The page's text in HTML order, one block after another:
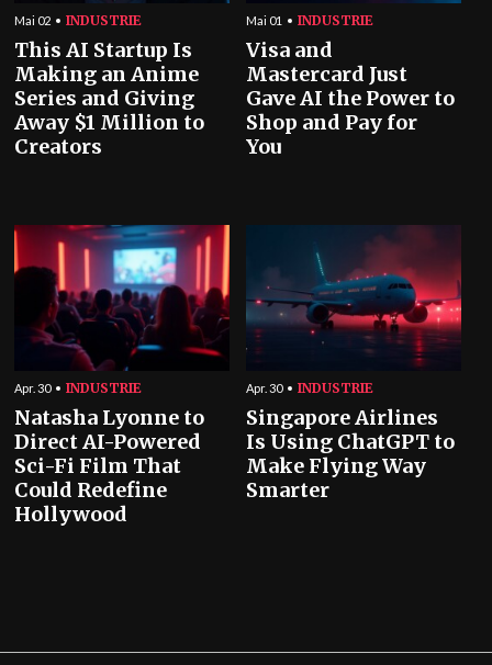
Mai 02 INDUSTRIE
This AI Startup Is
Making an Anime
Series and Giving
Away $1 Million to
Creators
Mai 01 INDUSTRIE
Visa and
Mastercard Just
Gave AI the Power to
Shop and Pay for
You
Apr. 30 INDUSTRIE
Natasha Lyonne to
Direct AI-Powered
Sci-Fi Film That
Could Redefine
Hollywood
Apr. 30 INDUSTRIE
Singapore Airlines
Is Using ChatGPT to
Make Flying Way
Smarter